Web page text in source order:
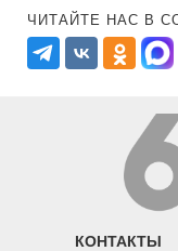
ЧИТАЙТЕ НАС В
КОНТАКТЫ